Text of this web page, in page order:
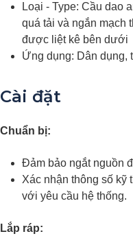
Loại - Type: Cầu dao
quá tải và ngắn mạch
được liệt kê bên dưới
Ứng dụng: Dân dụng,
Cài đặt
Chuẩn bị:
Đảm bảo ngắt nguồn
Xác nhận thông số kỹ
với yêu cầu hệ thống.
Lắp ráp: